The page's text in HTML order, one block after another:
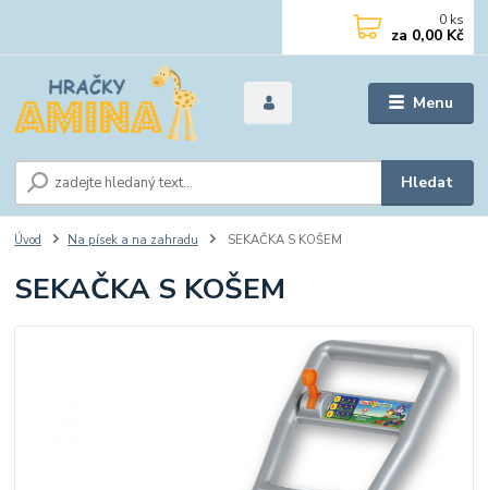
Menu
Hledat
0 ks
za 0,00 Kč
Úvod Na písek a na zahradu SEKAČKA S KOŠEM
SEKAČKA S KOŠEM